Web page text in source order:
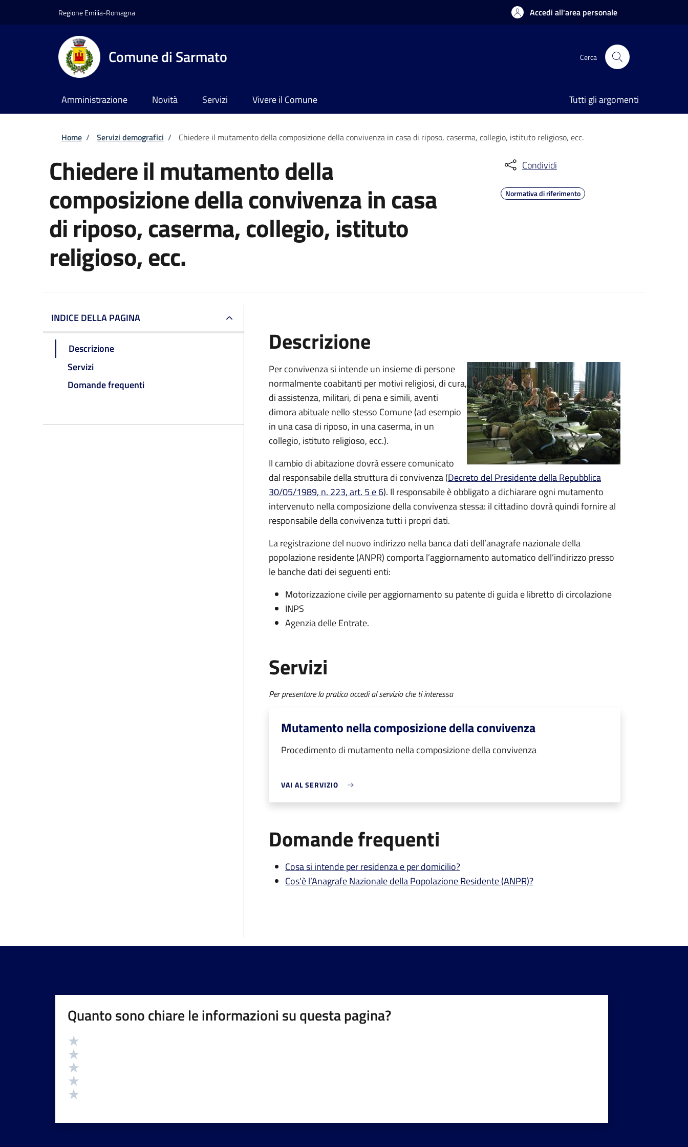
Regione Emilia-Romagna Accedi all'area personale
Comune di Sarmato Cerca
Amministrazione Novità Servizi Vivere il Comune Tutti gli argomenti
Briciole di pane
Home / Servizi demografici / Chiedere il mutamento della composizione della convivenza in casa di riposo, caserma, collegio, istituto religioso, ecc.
Chiedere il mutamento della
composizione della convivenza in casa
di riposo, caserma, collegio, istituto
religioso, ecc.
Condividi
Normativa di riferimento
INDICE DELLA PAGINA
Descrizione
Servizi
Domande frequenti
Descrizione
Per convivenza si intende un insieme di persone
normalmente coabitanti per motivi religiosi, di cura,
di assistenza, militari, di pena e simili, aventi
dimora abituale nello stesso Comune (ad esempio
in una casa di riposo, in una caserma, in un
collegio, istituto religioso, ecc.).
Il cambio di abitazione dovrà essere comunicato
dal responsabile della struttura di convivenza (Decreto del Presidente della Repubblica
30/05/1989, n. 223, art. 5 e 6). Il responsabile è obbligato a dichiarare ogni mutamento
intervenuto nella composizione della convivenza stessa: il cittadino dovrà quindi fornire al
responsabile della convivenza tutti i propri dati.
La registrazione del nuovo indirizzo nella banca dati dell’anagrafe nazionale della
popolazione residente (ANPR) comporta l’aggiornamento automatico dell’indirizzo presso
le banche dati dei seguenti enti:
Motorizzazione civile per aggiornamento su patente di guida e libretto di circolazione
INPS
Agenzia delle Entrate.
Servizi
Per presentare la pratica accedi al servizio che ti interessa
Mutamento nella composizione della convivenza
Procedimento di mutamento nella composizione della convivenza
VAI AL SERVIZIO
Domande frequenti
Cosa si intende per residenza e per domicilio?
Cos'è l’Anagrafe Nazionale della Popolazione Residente (ANPR)?
Quanto sono chiare le informazioni su questa pagina?
Valutazione